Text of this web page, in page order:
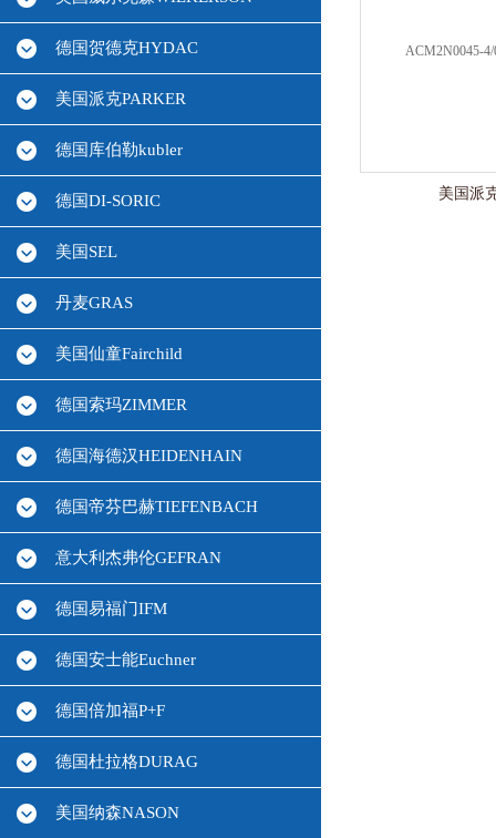
德国贺德克HYDAC
美国派克PARKER
德国库伯勒kubler
德国DI-SORIC
美国SEL
丹麦GRAS
美国仙童Fairchild
德国索玛ZIMMER
德国海德汉HEIDENHAIN
德国帝芬巴赫TIEFENBACH
意大利杰弗伦GEFRAN
德国易福门IFM
德国安士能Euchner
德国倍加福P+F
德国杜拉格DURAG
美国纳森NASON
美国派